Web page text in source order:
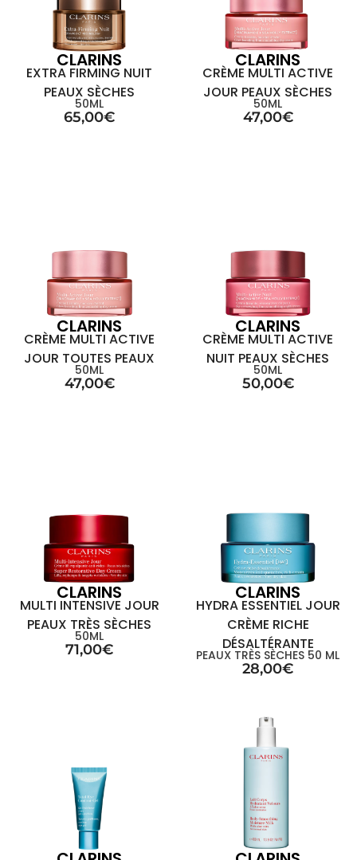
CLARINS
EXTRA FIRMING NUIT
PEAUX SÈCHES
50ML
65,00€
CLARINS
CRÈME MULTI ACTIVE
JOUR PEAUX SÈCHES
50ML
47,00€
CLARINS
CRÈME MULTI ACTIVE
JOUR TOUTES PEAUX
50ML
47,00€
CLARINS
CRÈME MULTI ACTIVE
NUIT PEAUX SÈCHES
50ML
50,00€
CLARINS
MULTI INTENSIVE JOUR
PEAUX TRÈS SÈCHES
50ML
71,00€
CLARINS
HYDRA ESSENTIEL JOUR
CRÈME RICHE
DÉSALTÉRANTE
PEAUX TRÈS SÈCHES 50 ML
28,00€